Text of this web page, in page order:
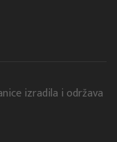
izradila i održava